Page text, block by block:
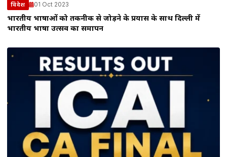
विदेश 01 Oct 2023
भारतीय भाषाओं को तकनीक से जोड़ने के प्रयास के साथ दिल्ली में
भारतीय भाषा उत्सव का समापन